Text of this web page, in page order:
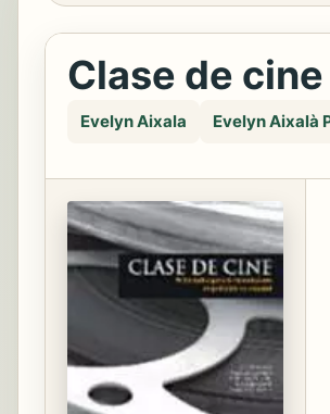
Clase de cine
Evelyn Aixala Evelyn Aixalà